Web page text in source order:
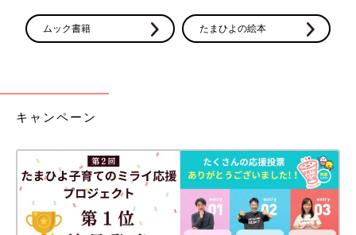
ムック書籍 たまひよの絵本
キャンペーン